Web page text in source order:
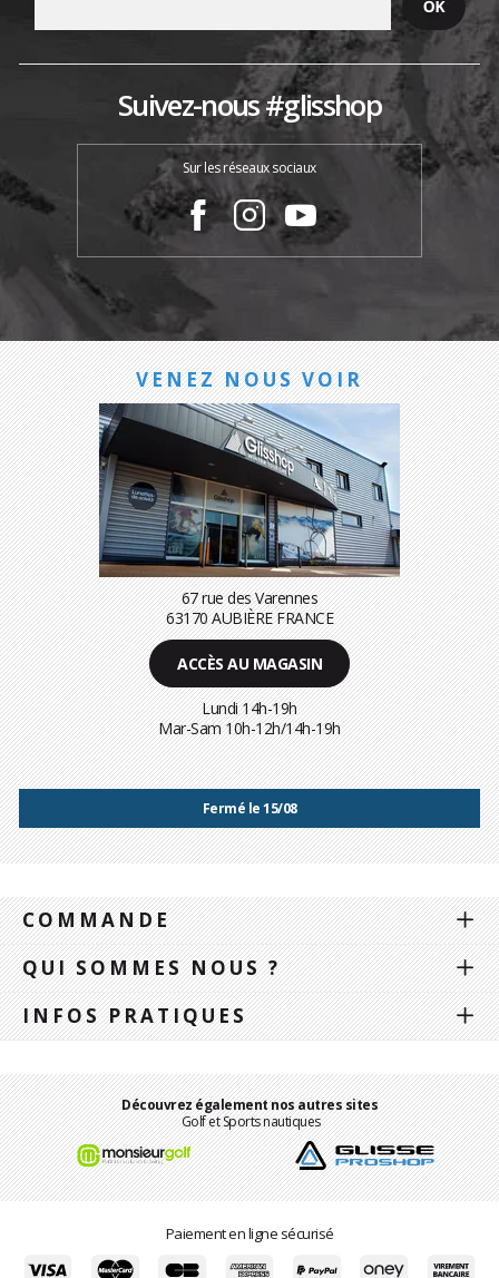
Suivez-nous #glisshop
Sur les réseaux sociaux
VENEZ NOUS VOIR
67 rue des Varennes
63170 AUBIÈRE FRANCE
ACCÈS AU MAGASIN
Lundi 14h-19h
Mar-Sam 10h-12h/14h-19h
Fermé le 15/08
COMMANDE
QUI SOMMES NOUS ?
INFOS PRATIQUES
Découvrez également nos autres sites
Golf et Sports nautiques
Paiement en ligne sécurisé